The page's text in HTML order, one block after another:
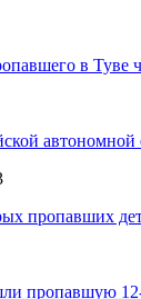
в Туве
пропавших
пропавшую